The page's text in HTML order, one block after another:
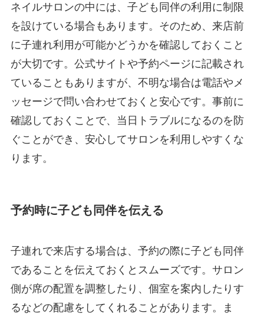
ネイルサロンの中には、子ども同伴の利用に制限
を設けている場合もあります。そのため、来店前
に子連れ利用が可能かどうかを確認しておくこと
が大切です。公式サイトや予約ページに記載され
ていることもありますが、不明な場合は電話やメ
ッセージで問い合わせておくと安心です。事前に
確認しておくことで、当日トラブルになるのを防
ぐことができ、安心してサロンを利用しやすくな
ります。
予約時に子ども同伴を伝える
子連れで来店する場合は、予約の際に子ども同伴
であることを伝えておくとスムーズです。サロン
側が席の配置を調整したり、個室を案内したりす
るなどの配慮をしてくれることがあります。ま